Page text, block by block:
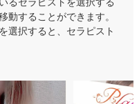
動することができます。
選択すると、セラピスト